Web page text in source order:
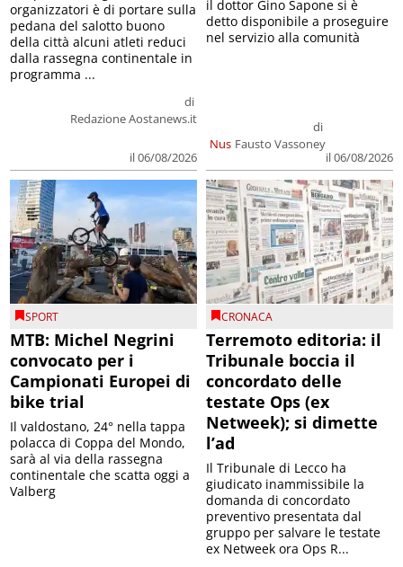
di
Redazione Aostanews.it
il 06/08/2026
organizzatori è di portare sulla
pedana del salotto buono
della città alcuni atleti reduci
dalla rassegna continentale in
programma ...
Nus
di
Fausto Vassoney
il 06/08/2026
il dottor Gino Sapone si è
detto disponibile a proseguire
nel servizio alla comunità
SPORT
MTB: Michel Negrini
convocato per i
Campionati Europei di
bike trial
Il valdostano, 24° nella tappa
polacca di Coppa del Mondo,
sarà al via della rassegna
continentale che scatta oggi a
Valberg
CRONACA
Terremoto editoria: il
Tribunale boccia il
concordato delle
testate Ops (ex
Netweek); si dimette
l’ad
Il Tribunale di Lecco ha
giudicato inammissibile la
domanda di concordato
preventivo presentata dal
gruppo per salvare le testate
ex Netweek ora Ops R...